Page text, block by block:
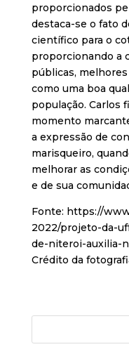
proporcionados
destaca-se o fato
científico para o
proporcionando a
públicas,
como uma boa
população. Carlos
momento
a expressão de
marisqueiro,
melhorar as
e de sua
Fonte: https://
2022/projeto-da-
de-niteroi-auxilia-
Crédito da